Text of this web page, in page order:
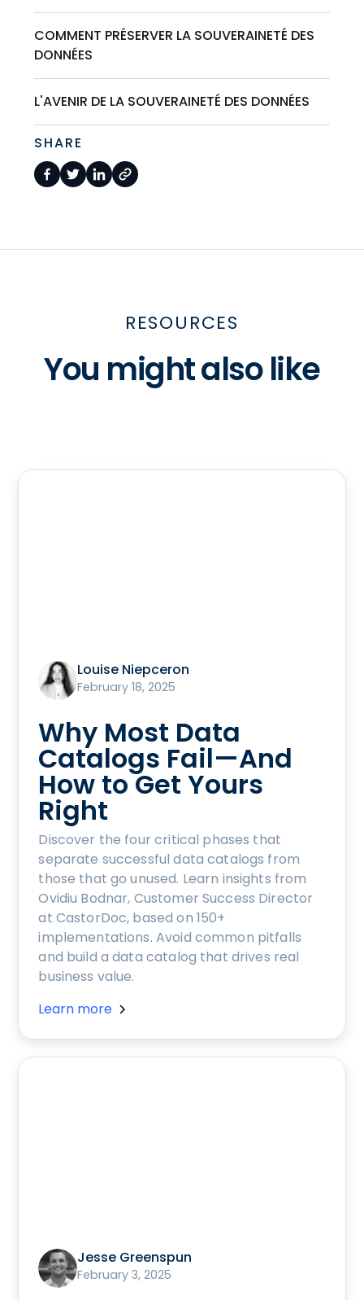
COMMENT PRÉSERVER LA SOUVERAINETÉ DES
DONNÉES
L'AVENIR DE LA SOUVERAINETÉ DES DONNÉES
SHARE
RESOURCES
You might also like
Louise Niepceron
February 18, 2025
Why Most Data
Catalogs Fail—And
How to Get Yours
Right
Discover the four critical phases that
separate successful data catalogs from
those that go unused. Learn insights from
Ovidiu Bodnar, Customer Success Director
at CastorDoc, based on 150+
implementations. Avoid common pitfalls
and build a data catalog that drives real
business value.
Learn more
Jesse Greenspun
February 3, 2025